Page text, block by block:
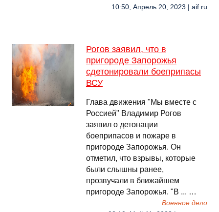
10:50, Апрель 20, 2023 | aif.ru
Рогов заявил, что в
пригороде Запорожья
сдетонировали боеприпасы
ВСУ
Глава движения "Мы вместе с
Россией" Владимир Рогов
заявил о детонации
боеприпасов и пожаре в
пригороде Запорожья. Он
отметил, что взрывы, которые
были слышны ранее,
прозвучали в ближайшем
пригороде Запорожья. "В ... …
Военное дело